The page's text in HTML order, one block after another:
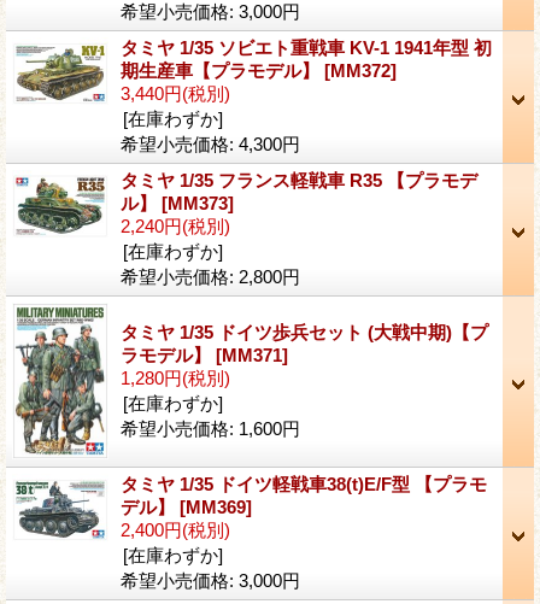
希望小売価格: 3,000円
タミヤ 1/35 ソビエト重戦車 KV-1 1941年型 初
期生産車【プラモデル】 [MM372]
3,440円(税別)
[在庫わずか]
希望小売価格: 4,300円
タミヤ 1/35 フランス軽戦車 R35 【プラモデ
ル】 [MM373]
2,240円(税別)
[在庫わずか]
希望小売価格: 2,800円
タミヤ 1/35 ドイツ歩兵セット (大戦中期)【プ
ラモデル】 [MM371]
1,280円(税別)
[在庫わずか]
希望小売価格: 1,600円
タミヤ 1/35 ドイツ軽戦車38(t)E/F型 【プラモ
デル】 [MM369]
2,400円(税別)
[在庫わずか]
希望小売価格: 3,000円